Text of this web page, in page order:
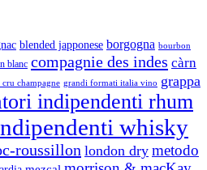
blended japponese borgogna bourbon
blanc compagnie des indes càrn
cru champagne grandi formati italia vino grappa
indipendenti rhum
whisky
roussillon london dry metodo